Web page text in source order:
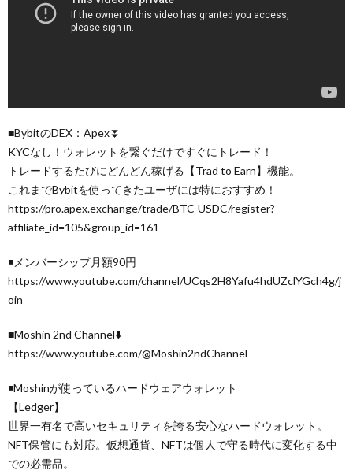
■BybitのDEX：Apex⏬
KYCなし！ウォレットを繋ぐだけですぐにトレード！
トレードするたびにどんどん稼げる【Trad to Earn】機能。
これまでBybitを使ってきたユーザには特におすすめ！
https://pro.apex.exchange/trade/BTC-USDC/register?
affiliate_id=105&group_id=161
◾️メンバーシップ月額90円
https://www.youtube.com/channel/UCqs2H8Yafu4hdUZclYGch4g/j
oin
■Moshin 2nd Channel⬇️
https://www.youtube.com/@Moshin2ndChannel
◾️Moshinが使っているハードウェアウォレット
【Ledger】
世界一有名で高いセキュリティを誇る安心なハードウォレット。
NFT保管にも対応。仮想通貨、NFTは個人で守る時代に変化する中
での必需品。